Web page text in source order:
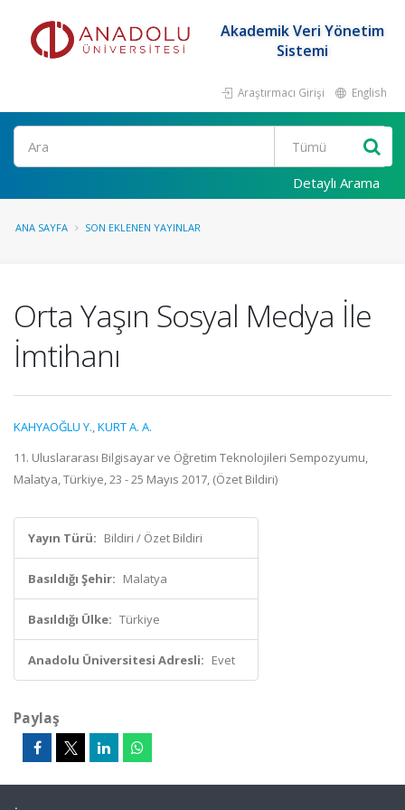
Akademik Veri Yönetim
Sistemi
Araştırmacı Girişi English
Ara
Detaylı Arama
ANA SAYFA SON EKLENEN YAYINLAR
Orta Yaşın Sosyal Medya İle
İmtihanı
KAHYAOĞLU Y.,KURT A. A.
11. Uluslararası Bilgisayar ve Öğretim Teknolojileri Sempozyumu,
Malatya, Türkiye, 23 - 25 Mayıs 2017, (Özet Bildiri)
Yayın Türü: Bildiri / Özet Bildiri
Basıldığı Şehir: Malatya
Basıldığı Ülke: Türkiye
Anadolu Üniversitesi Adresli: Evet
Paylaş